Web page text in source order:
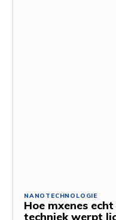
NANOTECHNOLOGIE
Hoe mxenes
techniek werpt